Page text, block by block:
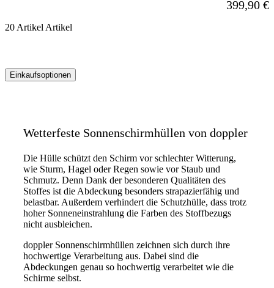
Einkaufsoptionen
399,90 €
20 Artikel Artikel
Wetterfeste Sonnenschirmhüllen von doppler
Die Hülle schützt den Schirm vor schlechter Witterung,
wie Sturm, Hagel oder Regen sowie vor Staub und
Schmutz. Denn Dank der besonderen Qualitäten des
Stoffes ist die Abdeckung besonders strapazierfähig und
belastbar. Außerdem verhindert die Schutzhülle, dass trotz
hoher Sonneneinstrahlung die Farben des Stoffbezugs
nicht ausbleichen.
doppler Sonnenschirmhüllen zeichnen sich durch ihre
hochwertige Verarbeitung aus. Dabei sind die
Abdeckungen genau so hochwertig verarbeitet wie die
Schirme selbst.